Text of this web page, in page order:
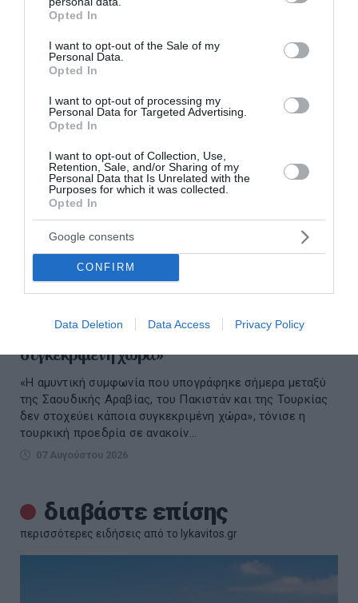
grant or deny consent to Google and its third-party tags to
use your data for below specified purposes in below Google
consent section.
Opted In
I want to opt-out of the Sale of my
Personal Data.
Opted In
I want to opt-out of processing my
Personal Data for Targeted Advertising.
Opted In
I want to opt-out of Collection, Use,
Retention, Sale, and/or Sharing of my
Personal Data that Is Unrelated with the
Purposes for which it was collected.
Opted In
Google consents
CONFIRM
Data Deletion Data Access Privacy Policy
εχθρικές χώρες» να ταξ...
Τουρκία: «Η αμυντική συμφωνία με Σαουδική
Αραβία και Πακιστάν δεν στοχεύει κάποια
συγκεκριμένη χώρα»
«Η αμυντική συμφωνία που υπογράφηκε σήμερα μεταξύ
της Σαουδικής Αραβίας, του Πακιστάν και της Τουρκίας
δεν στοχεύει κάποια συγκεκριμένη χώρα», τόνισε η
τουρκική προεδρία σε ανακοίν...
07 Αυγούστου 2026
διαβάστε επίσης
περισσότερες ειδήσεις από το lykavitos.gr